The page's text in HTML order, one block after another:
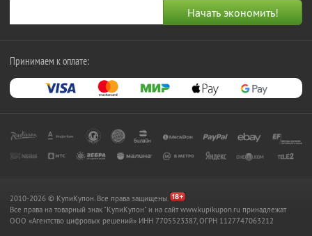
Принимаем к оплате:
2010-2026 © КупиКупон. Все права защищены.
Все права на товарный знак "КупиКупон" и на сайт www.kupikupon.ru принадлежат
OOO «Агентство цифровых решений» ИНН 7705523387, ОГРН 1127747063212